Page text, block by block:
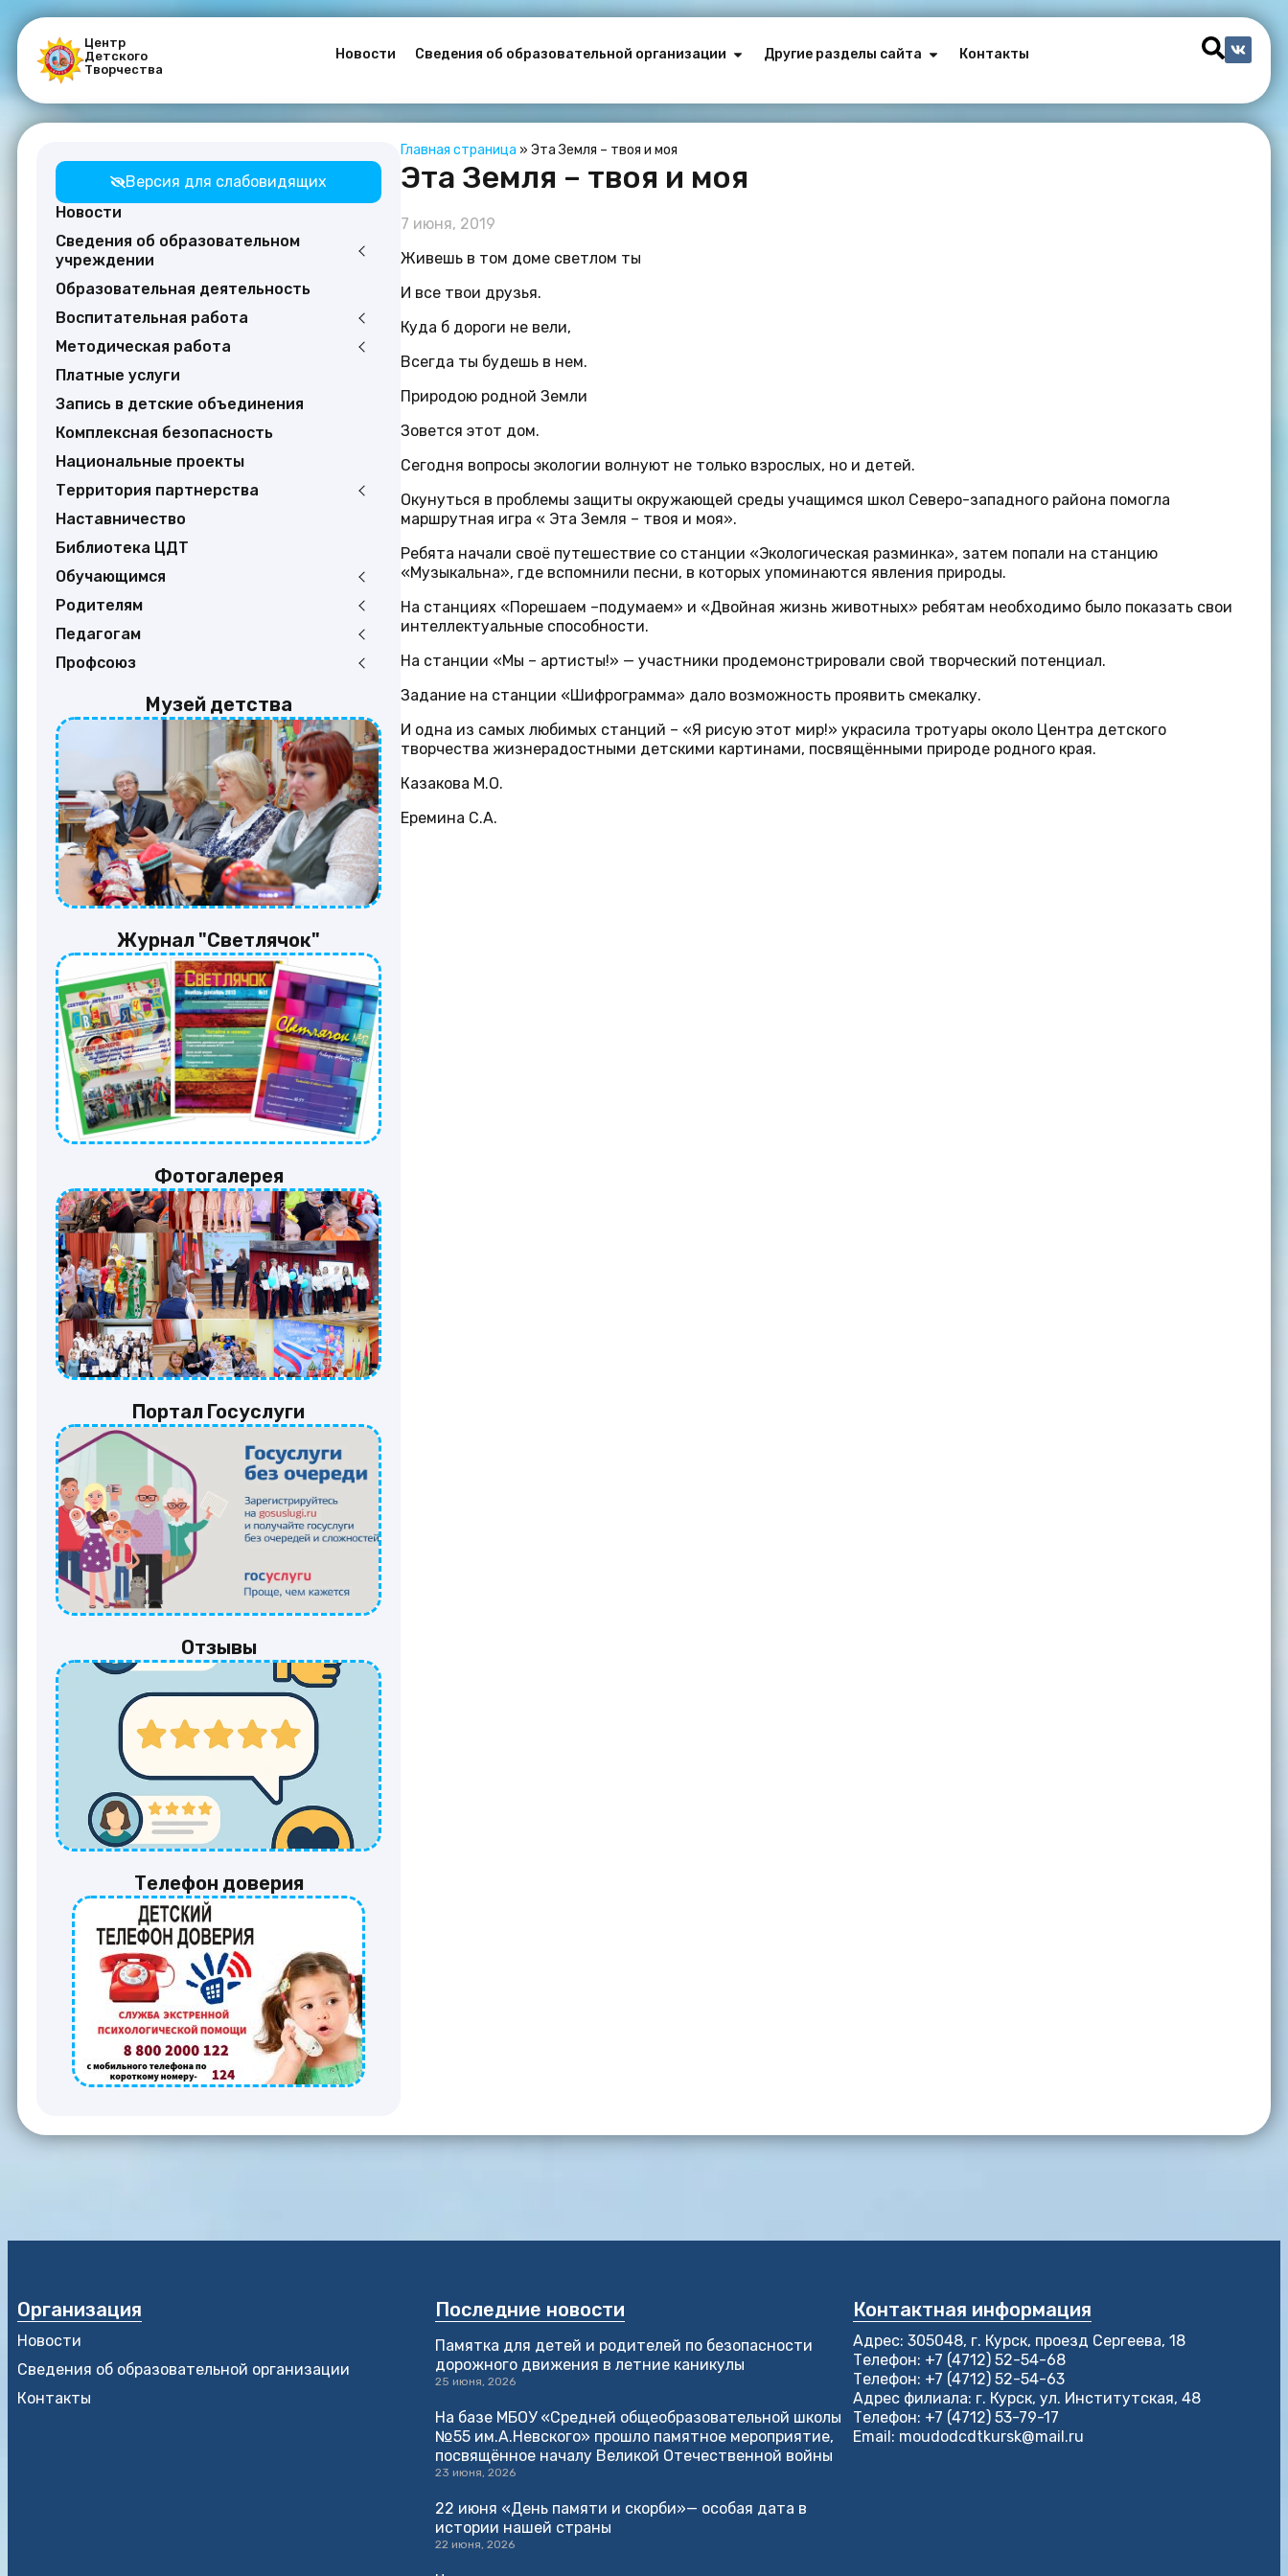
Центр
Детского
Творчества
Новости Сведения об образовательной организации Другие разделы сайта Контакты
Версия для слабовидящих
Новости
Сведения об образовательном
учреждении
Образовательная деятельность
Воспитательная работа
Методическая работа
Платные услуги
Запись в детские объединения
Комплексная безопасность
Национальные проекты
Территория партнерства
Наставничество
Библиотека ЦДТ
Обучающимся
Родителям
Педагогам
Профсоюз
Музей детства
Журнал "Светлячок"
Фотогалерея
Портал Госуслуги
Отзывы
Телефон доверия
Главная страница »Эта Земля – твоя и моя
Эта Земля – твоя и моя
7 июня, 2019
Живешь в том доме светлом ты
И все твои друзья.
Куда б дороги не вели,
Всегда ты будешь в нем.
Природою родной Земли
Зовется этот дом.
Сегодня вопросы экологии волнуют не только взрослых, но и детей.
Окунуться в проблемы защиты окружающей среды учащимся школ Северо-западного района помогла
маршрутная игра « Эта Земля – твоя и моя».
Ребята начали своё путешествие со станции «Экологическая разминка», затем попали на станцию
«Музыкальна», где вспомнили песни, в которых упоминаются явления природы.
На станциях «Порешаем –подумаем» и «Двойная жизнь животных» ребятам необходимо было показать свои
интеллектуальные способности.
На станции «Мы – артисты!» — участники продемонстрировали свой творческий потенциал.
Задание на станции «Шифрограмма» дало возможность проявить смекалку.
И одна из самых любимых станций – «Я рисую этот мир!» украсила тротуары около Центра детского
творчества жизнерадостными детскими картинами, посвящёнными природе родного края.
Казакова М.О.
Еремина С.А.
Организация
Новости
Сведения об образовательной организации
Контакты
Последние новости
Памятка для детей и родителей по безопасности
дорожного движения в летние каникулы
25 июня, 2026
На базе МБОУ «Средней общеобразовательной школы
№55 им.А.Невского» прошло памятное мероприятие,
посвящённое началу Великой Отечественной войны
23 июня, 2026
22 июня «День памяти и скорби»— особая дата в
истории нашей страны
22 июня, 2026
Контактная информация
Адрес: 305048, г. Курск, проезд Сергеева, 18
Телефон: +7 (4712) 52-54-68
Телефон: +7 (4712) 52-54-63
Адрес филиала: г. Курск, ул. Институтская, 48
Телефон: +7 (4712) 53-79-17
Email: moudodcdtkursk@mail.ru